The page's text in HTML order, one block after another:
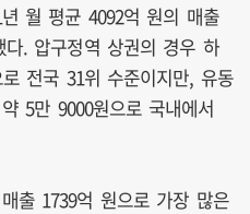
월 평균 4092억 원의 매출
. 압구정역 상권의 경우 하
전국 31위 수준이지만, 유동
5만 9000원으로 국내에서
출 1739억 원으로 가장 많은